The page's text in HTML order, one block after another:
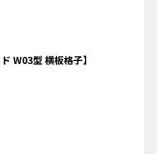
W03型 横板格子】